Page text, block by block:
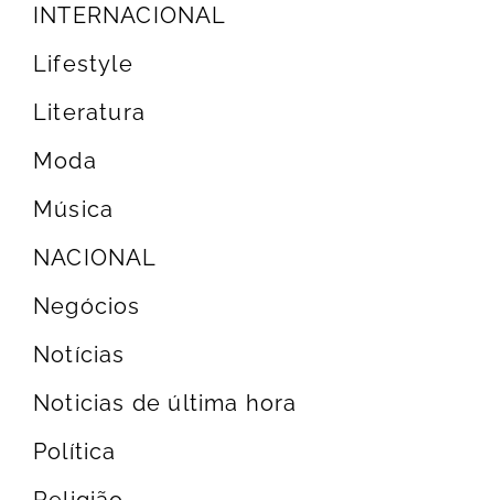
INTERNACIONAL
Lifestyle
Literatura
Moda
Música
NACIONAL
Negócios
Notícias
Noticias de última hora
Política